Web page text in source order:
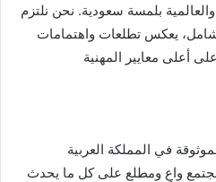
بلمسة سعودية. نحن نلتزم
يعكس تطلعات واهتمامات
أعلى معايير المهنية
في المملكة العربية
واعٍ ومطلع على كل ما يحدث